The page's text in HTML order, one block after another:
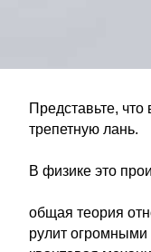
Представьте,
трепетную лань.
В физике это
общая теория
рулит огромными